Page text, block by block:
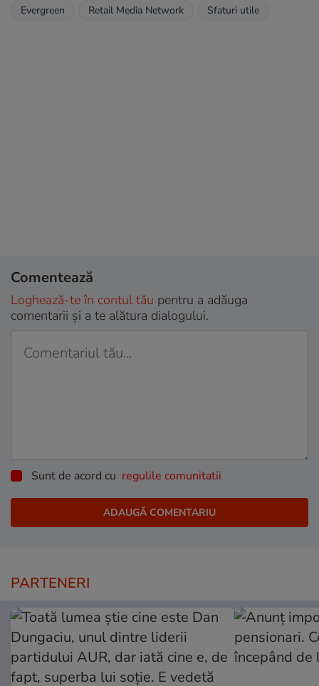
Evergreen Retail Media Network Sfaturi utile
Comentează
Loghează-te în contul tău pentru a adăuga
comentarii și a te alătura dialogului.
Sunt de acord cu regulile comunitatii
PARTENERI